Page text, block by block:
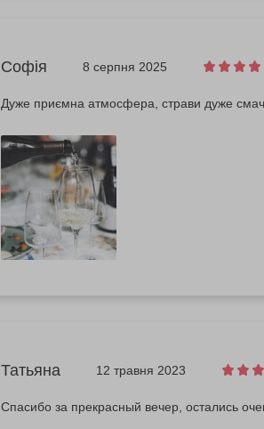
Софія 8 серпня 2025
Дуже приємна атмосфера, страви дуже
Татьяна 12 травня 2023
Спасибо за прекрасный вечер, остались